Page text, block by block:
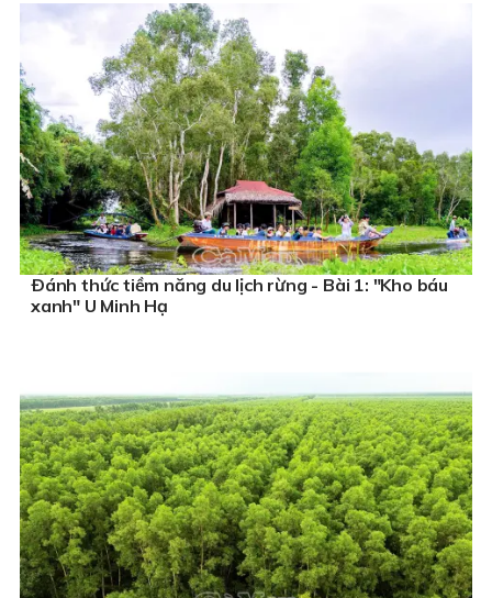
Ðánh thức tiềm năng du lịch rừng - Bài 1: "Kho báu
xanh" U Minh Hạ